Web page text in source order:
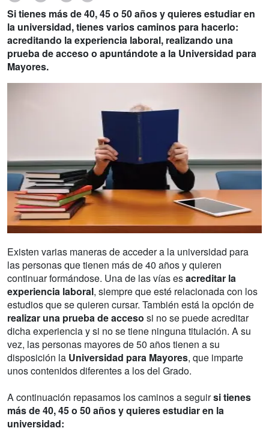
Si tienes más de 40, 45 o 50 años y quieres estudiar en
la universidad, tienes varios caminos para hacerlo:
acreditando la experiencia laboral, realizando una
prueba de acceso o apuntándote a la Universidad para
Mayores.
Existen varias maneras de acceder a la universidad para
las personas que tienen más de 40 años y quieren
continuar formándose. Una de las vías esacreditar la
experiencia laboral, siempre que esté relacionada con los
estudios que se quieren cursar. También está la opción de
realizar una prueba de acceso si no se puede acreditar
dicha experiencia y si no se tiene ninguna titulación. A su
vez, las personas mayores de 50 años tienen a su
disposición la Universidad para Mayores, que imparte
unos contenidos diferentes a los del Grado.
A continuación repasamos los caminos a seguirsi tienes
más de 40, 45 o 50 años y quieres estudiar en la
universidad: